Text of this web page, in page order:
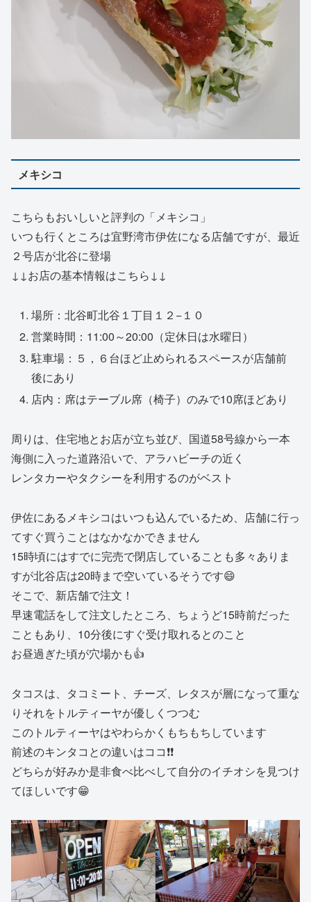
メキシコ
こちらもおいしいと評判の「メキシコ」
いつも行くところは宜野湾市伊佐になる店舗ですが、最近
２号店が北谷に登場
↓↓お店の基本情報はこちら↓↓
場所：北谷町北谷１丁目１２−１０
営業時間：11:00～20:00（定休日は水曜日）
駐車場：５，６台ほど止められるスペースが店舗前
後にあり
店内：席はテーブル席（椅子）のみで10席ほどあり
周りは、住宅地とお店が立ち並び、国道58号線から一本
海側に入った道路沿いで、アラハビーチの近く
レンタカーやタクシーを利用するのがベスト
伊佐にあるメキシコはいつも込んでいるため、店舗に行っ
てすぐ買うことはなかなかできません
15時頃にはすでに完売で閉店していることも多々ありま
すが北谷店は20時まで空いているそうです😄
そこで、新店舗で注文！
早速電話をして注文したところ、ちょうど15時前だった
こともあり、10分後にすぐ受け取れるとのこと
お昼過ぎた頃が穴場かも👍
タコスは、タコミート、チーズ、レタスが層になって重な
りそれをトルティーヤが優しくつつむ
このトルティーヤはやわらかくもちもちしています
前述のキンタコとの違いはココ❗❗
どちらが好みか是非食べ比べして自分のイチオシを見つけ
てほしいです😁